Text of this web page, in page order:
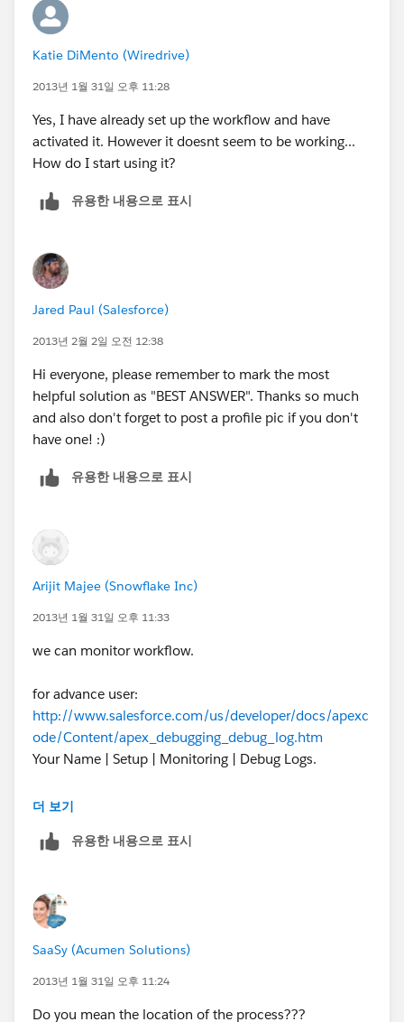
Katie DiMento (Wiredrive)
2013년 1월 31일 오후 11:28
Yes, I have already set up the workflow and have
activated it. However it doesnt seem to be working...
How do I start using it?
유용한 내용으로 표시
Jared Paul (Salesforce)
2013년 2월 2일 오전 12:38
Hi everyone, please remember to mark the most
helpful solution as "BEST ANSWER". Thanks so much
and also don't forget to post a profile pic if you don't
have one! :)
유용한 내용으로 표시
Arijit Majee (Snowflake Inc)
2013년 1월 31일 오후 11:33
we can monitor workflow.
for advance user:
http://www.salesforce.com/us/developer/docs/apexc
ode/Content/apex_debugging_debug_log.htm
Your Name | Setup | Monitoring | Debug Logs.
page(home tab)
더 보기
유용한 내용으로 표시
SaaSy (Acumen Solutions)
2013년 1월 31일 오후 11:24
Do you mean the location of the process???